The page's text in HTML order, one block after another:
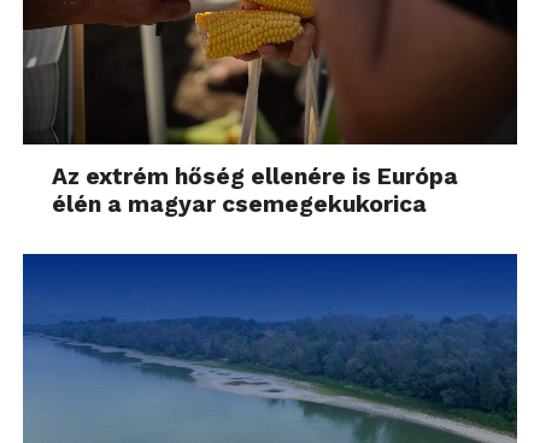
Az extrém hőség ellenére is Európa
élén a magyar csemegekukorica